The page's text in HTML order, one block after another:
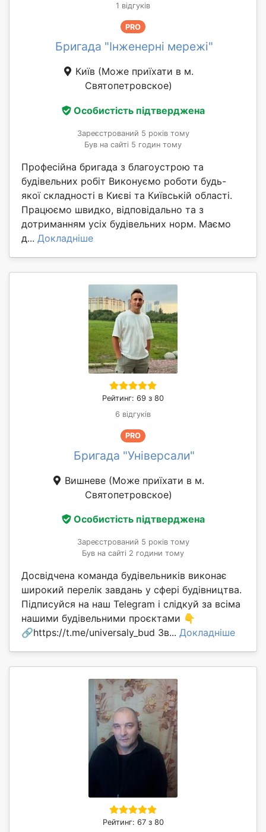
1 відгуків
PRO
Бригада "Інженерні мережі"
Київ (Може приїхати в м.
Святопетровское)
Особистість підтверджена
Зареєстрований 5 років тому
Був на сайті 5 годин тому
Професійна бригада з благоустрою та
будівельних робіт Виконуємо роботи будь-
якої складності в Києві та Київській області.
Працюємо швидко, відповідально та з
дотриманням усіх будівельних норм. Маємо
д... Докладніше
Рейтинг: 69 з 80
6 відгуків
PRO
Бригада "Універсали"
Вишневе (Може приїхати в м.
Святопетровское)
Особистість підтверджена
Зареєстрований 5 років тому
Був на сайті 2 години тому
Досвідчена команда будівельників виконає
широкий перелік завдань у сфері будівництва.
Підписуйся на наш Telegram і слідкуй за всіма
нашими будівельними проєктами 👇
🔗https://t.me/universaly_bud Зв... Докладніше
Рейтинг: 67 з 80